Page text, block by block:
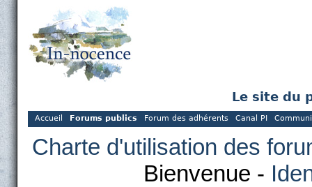
Le site du
Accueil Forums publics Forum des adhérents Canal PI
Charte d'utilisation des
Bienvenue -